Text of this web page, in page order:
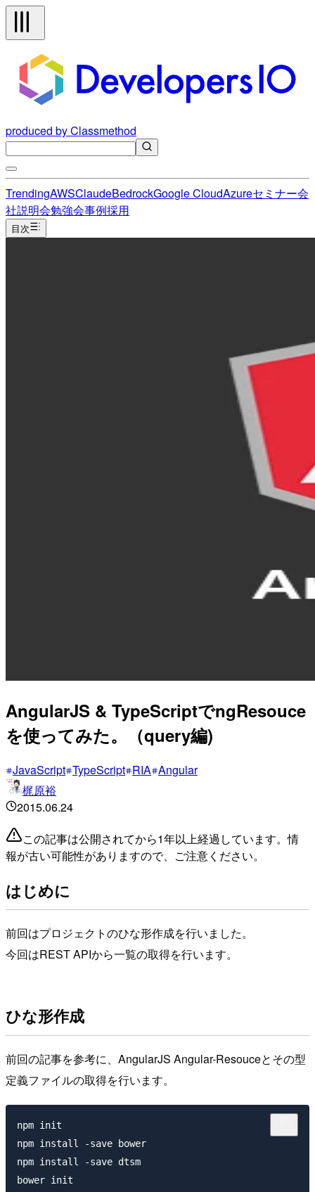
produced by Classmethod
TrendingAWSClaudeBedrockGoogle CloudAzureセミナー会
社説明会勉強会事例採用
目次
AngularJS & TypeScriptでngResouce
を使ってみた。（query編)
JavaScript TypeScript RIA Angular
梶原裕
2015.06.24
この記事は公開されてから1年以上経過しています。情
報が古い可能性がありますので、ご注意ください。
はじめに
前回はプロジェクトのひな形作成を行いました。
今回はREST APIから一覧の取得を行います。
ひな形作成
前回の記事を参考に、AngularJS Angular-Resouceとその型
定義ファイルの取得を行います。
npm init
npm install -save bower
npm install -save dtsm
bower init